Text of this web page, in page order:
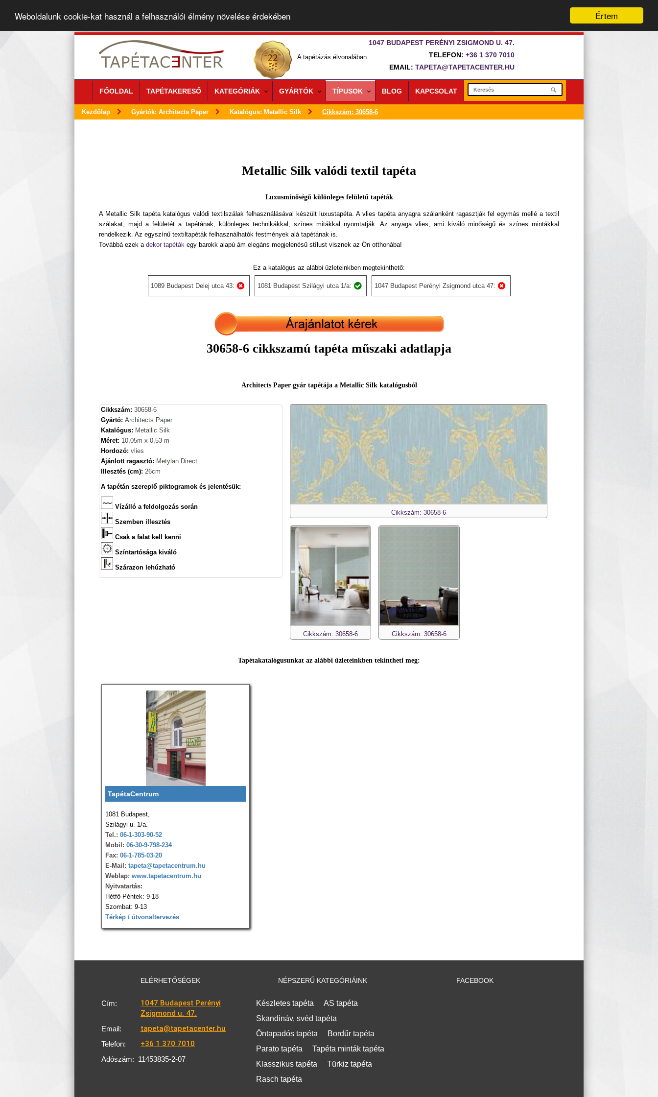
Értem
Weboldalunk cookie-kat használ a felhasználói élmény növelése érdekében
A tapétázás élvonalában.
1047 BUDAPEST PERÉNYI ZSIGMOND U. 47.
TELEFON: +36 1 370 7010
EMAIL: TAPETA@TAPETACENTER.HU
FŐOLDAL TAPÉTAKERESŐ KATEGÓRIÁK GYÁRTÓK TÍPUSOK BLOG KAPCSOLAT
Kezdőlap Gyártók: Architects Paper Katalógus: Metallic Silk Cikkszám: 30658-6
Metallic Silk valódi textil tapéta
Luxusminőségű különleges felületű tapéták
A Metallic Silk tapéta katalógus valódi textilszálak felhasználásával készült luxustapéta. A vlies tapéta anyagra szálanként ragasztják fel egymás mellé a textil
szálakat, majd a felületét a tapétának, különleges technikákkal, színes mitákkal nyomtatják. Az anyaga vlies, ami kiváló minőségű és színes mintákkal
rendelkezik. Az egyszínű textiltapéták felhasználhatók festmények alá tapétának is.
Továbbá ezek a dekor tapéták egy barokk alapú ám elegáns megjelenésű stílust visznek az Ön otthonába!
Ez a katalógus az alábbi üzleteinkben megtekinthető:
1089 Budapest Delej utca 43: 1081 Budapest Szilágyi utca 1/a: 1047 Budapest Perényi Zsigmond utca 47:
30658-6 cikkszamú tapéta műszaki adatlapja
Architects Paper gyár tapétája a Metallic Silk katalógusból
Cikkszám: 30658-6
Gyártó: Architects Paper
Katalógus: Metallic Silk
Méret: 10,05m x 0,53 m
Hordozó: vlies
Ajánlott ragasztó: Metylan Direct
Illesztés (cm): 26cm
A tapétán szereplő piktogramok és jelentésük:
Vízálló a feldolgozás során
Szemben illesztés
Csak a falat kell kenni
Színtartósága kiváló
Szárazon lehúzható
Cikkszám: 30658-6
Cikkszám: 30658-6 Cikkszám: 30658-6
Tapétakatalógusunkat az alábbi üzleteinkben tekintheti meg:
TapétaCentrum
1081 Budapest,
Szilágyi u. 1/a.
Tel.: 06-1-303-90-52
Mobil: 06-30-9-798-234
Fax: 06-1-785-03-20
E-Mail: tapeta@tapetacentrum.hu
Weblap: www.tapetacentrum.hu
Nyitvatartás:
Hétfő-Péntek: 9-18
Szombat: 9-13
Térkép / útvonaltervezés
ELÉRHETŐSÉGEK
Cím:
1047 Budapest Perényi
Zsigmond u. 47.
Email: tapeta@tapetacenter.hu
Telefon: +36 1 370 7010
Adószám: 11453835-2-07
NÉPSZERŰ KATEGÓRIÁINK
Készletes tapéta
AS tapéta
Skandináv, svéd tapéta
Öntapadós tapéta
Bordűr tapéta
Parato tapéta
Tapéta minták tapéta
Klasszikus tapéta
Türkiz tapéta
Rasch tapéta
FACEBOOK